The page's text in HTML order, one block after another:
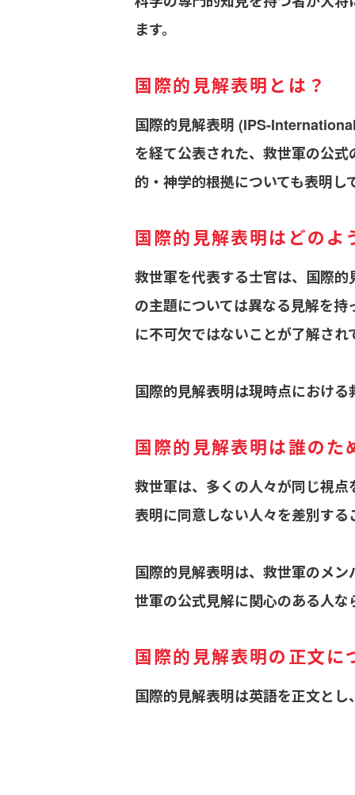
ます。
国際的見解表明とは？
国際的見解表明 (IPS-
を経て公表された、救世軍の公
的・神学的根拠についても表明し
国際的見解表明はどの
救世軍を代表する士官は、国際
の主題については異なる見解を
に不可欠ではないことが了解され
国際的見解表明は現時点におけ
国際的見解表明は誰のた
救世軍は、多くの人々が同じ視
表明に同意しない人々を差別する
国際的見解表明は、救世軍のメ
世軍の公式見解に関心のある人
国際的見解表明の正文に
国際的見解表明は英語を正文と